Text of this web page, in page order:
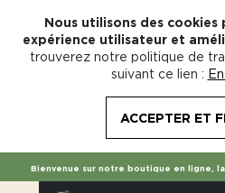
Nous utilisons des
expérience utilisateur et
trouverez notre politique de
suivant ce lien :
ACCEPTER ET
Bienvenue sur notre boutique en ligne,